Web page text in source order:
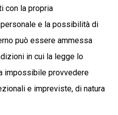
con la propria
e la possibilità di
può essere ammessa
in cui la legge lo
impossibile provvedere
e impreviste, di natura